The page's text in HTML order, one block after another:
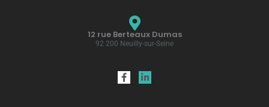
12 rue Berteaux Dumas
92 200 Neuilly-sur-Seine